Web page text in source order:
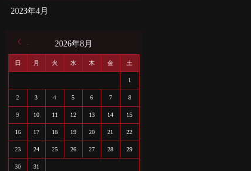
2023年4月
2026年8月
日 月 火 水 木 金 土
1
2 3 4 5 6 7 8
9 10 11 12 13 14 15
16 17 18 19 20 21 22
23 24 25 26 27 28 29
30 31